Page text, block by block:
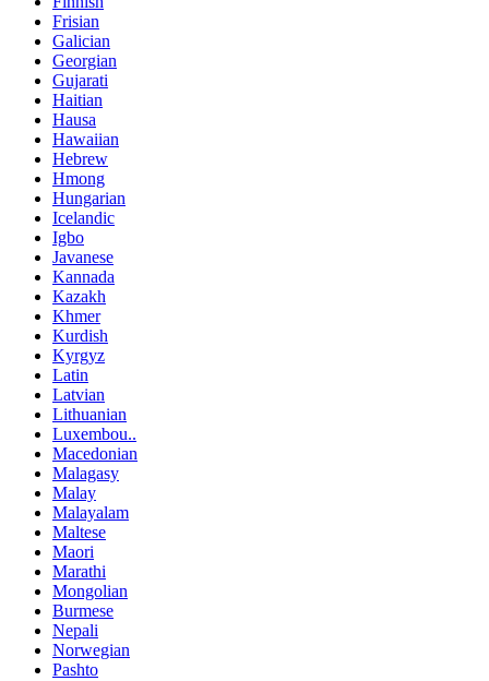
Frisian
Galician
Georgian
Gujarati
Haitian
Hausa
Hawaiian
Hebrew
Hmong
Hungarian
Icelandic
Igbo
Javanese
Kannada
Kazakh
Khmer
Kurdish
Kyrgyz
Latin
Latvian
Lithuanian
Luxembou..
Macedonian
Malagasy
Malay
Malayalam
Maltese
Maori
Marathi
Mongolian
Burmese
Nepali
Norwegian
Pashto